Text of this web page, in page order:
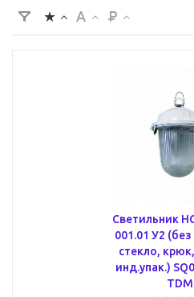
Светильник
001.01 У2
стекло,
инд.упак.)
TDM